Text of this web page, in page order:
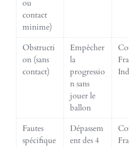
ou
contact
minime)
Obstructi
on (sans
contact)
Empêcher
la
progressio
n sans
jouer le
ballon
Fautes
spécifique
Dépassem
ent des 4